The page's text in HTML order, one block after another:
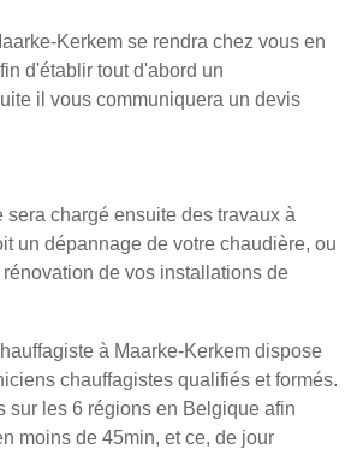
Kerkem se rendra chez vous en
d'établir tout d'abord un
il vous communiquera un devis
sera chargé ensuite des travaux à
un dépannage de votre chaudière, ou
de vos installations de
à Maarke-Kerkem dispose
chauffagistes qualifiés et formés.
sur les 6 régions en Belgique afin
moins de 45min, et ce, de jour